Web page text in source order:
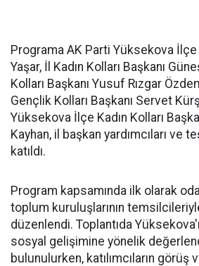
Programa AK Parti Yüksekova İlçe
Yaşar, İl Kadın Kolları Başkanı
Kolları Başkanı Yusuf Rızgar
Gençlik Kolları Başkanı Servet
Yüksekova İlçe Kadın Kolları
Kayhan, il başkan yardımcıları ve
katıldı.
Program kapsamında ilk olarak
toplum kuruluşlarının
düzenlendi. Toplantıda
sosyal gelişimine yönelik
bulunulurken, katılımcıların görüş